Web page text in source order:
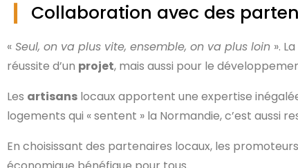
Collaboration avec des
« Seul, on va plus vite, ensemble, on va plus loin ».
réussite d’un projet, mais aussi pour le
Les artisans locaux apportent une expertise
logements qui « sentent » la Normandie, c’est aussi
En choisissant des partenaires locaux, les